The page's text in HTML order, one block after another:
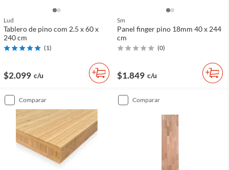
Lud
Tablero de pino com 2.5 x 60 x
240 cm
(1)
$2.099 c/u
Sm
Panel finger pino 18mm 40 x 244
cm
(0)
$1.849 c/u
comparar comparar